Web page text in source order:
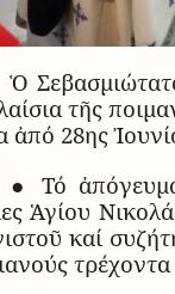
Ὁ
τῆς
ἀπό 28ης
● Τό
Ἁγίου
καί